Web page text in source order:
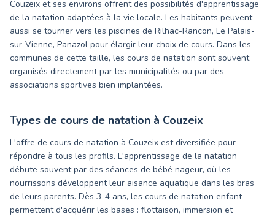
Couzeix et ses environs offrent des possibilités d'apprentissage
de la natation adaptées à la vie locale. Les habitants peuvent
aussi se tourner vers les piscines de Rilhac-Rancon, Le Palais-
sur-Vienne, Panazol pour élargir leur choix de cours. Dans les
communes de cette taille, les cours de natation sont souvent
organisés directement par les municipalités ou par des
associations sportives bien implantées.
Types de cours de natation à Couzeix
L'offre de cours de natation à Couzeix est diversifiée pour
répondre à tous les profils. L'apprentissage de la natation
débute souvent par des séances de bébé nageur, où les
nourrissons développent leur aisance aquatique dans les bras
de leurs parents. Dès 3-4 ans, les cours de natation enfant
permettent d'acquérir les bases : flottaison, immersion et